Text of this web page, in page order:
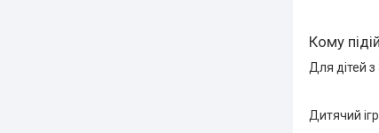
Кому
Для дітей з
Дитячий